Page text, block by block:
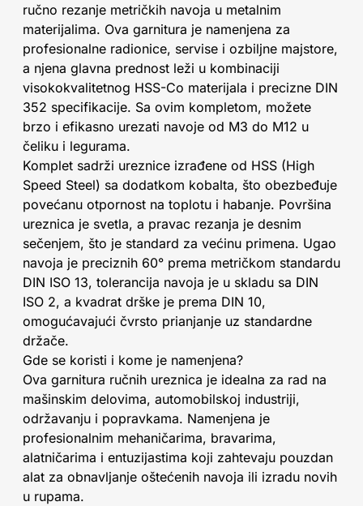
ručno rezanje metričkih navoja u metalnim
materijalima. Ova garnitura je namenjena za
profesionalne radionice, servise i ozbiljne majstore,
a njena glavna prednost leži u kombinaciji
visokokvalitetnog HSS-Co materijala i precizne DIN
352 specifikacije. Sa ovim kompletom, možete
brzo i efikasno urezati navoje od M3 do M12 u
čeliku i legurama.
Komplet sadrži ureznice izrađene od HSS (High
Speed Steel) sa dodatkom kobalta, što obezbeđuje
povećanu otpornost na toplotu i habanje. Površina
ureznica je svetla, a pravac rezanja je desnim
sečenjem, što je standard za većinu primena. Ugao
navoja je preciznih 60° prema metričkom standardu
DIN ISO 13, tolerancija navoja je u skladu sa DIN
ISO 2, a kvadrat drške je prema DIN 10,
omogućavajući čvrsto prianjanje uz standardne
držače.
Gde se koristi i kome je namenjena?
Ova garnitura ručnih ureznica je idealna za rad na
mašinskim delovima, automobilskoj industriji,
održavanju i popravkama. Namenjena je
profesionalnim mehaničarima, bravarima,
alatničarima i entuzijastima koji zahtevaju pouzdan
alat za obnavljanje oštećenih navoja ili izradu novih
u rupama.